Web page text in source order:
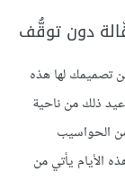
تصميمك لها هذه
ذلك من ناحية
من الحواسيب
الأيام يأتي من